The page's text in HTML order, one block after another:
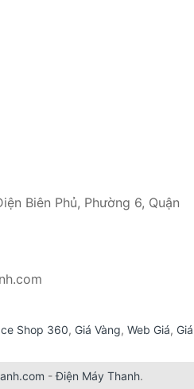
Biên Phủ, Phường 6, Quận
Shop 360, Giá Vàng, Web Giá, Giá
-Điện Máy Thanh.